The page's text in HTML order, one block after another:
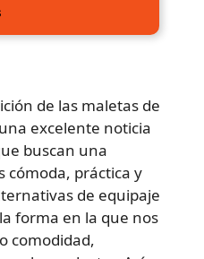
de las maletas de
excelente noticia
buscan una
cómoda, práctica y
de equipaje
forma en la que nos
comodidad,